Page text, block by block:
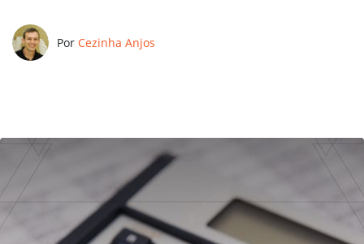
Por Cezinha Anjos